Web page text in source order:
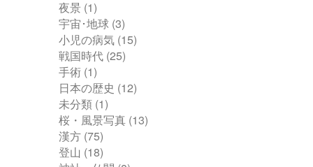
夜景 (1)
宇宙･地球 (3)
小児の病気 (15)
戦国時代 (25)
手術 (1)
日本の歴史 (12)
未分類 (1)
桜・風景写真 (13)
漢方 (75)
登山 (18)